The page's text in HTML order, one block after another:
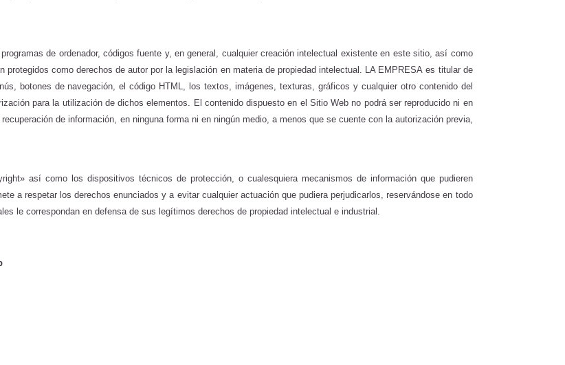
de ordenador, códigos fuente y, en general, cualquier creación intelectual existente en este sitio, así como
como derechos de autor por la legislación en materia de propiedad intelectual. LA EMPRESA es titular de
botones de navegación, el código HTML, los textos, imágenes, texturas, gráficos y cualquier otro contenido del
para la utilización de dichos elementos. El contenido dispuesto en el Sitio Web no podrá ser reproducido ni en
de información, en ninguna forma ni en ningún medio, a menos que se cuente con la autorización previa,
así como los dispositivos técnicos de protección, o cualesquiera mecanismos de información que pudieren
a respetar los derechos enunciados y a evitar cualquier actuación que pudiera perjudicarlos, reservándose en todo
le correspondan en defensa de sus legítimos derechos de propiedad intelectual e industrial.